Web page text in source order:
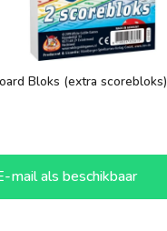
Bloks (extra scorebloks)
mail als beschikbaar